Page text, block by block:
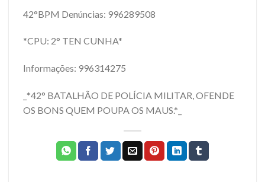
42°BPM Denúncias: 996289508
*CPU: 2° TEN CUNHA*
Informações: 996314275
_*42° BATALHÃO DE POLÍCIA MILITAR, OFENDE
OS BONS QUEM POUPA OS MAUS.*_